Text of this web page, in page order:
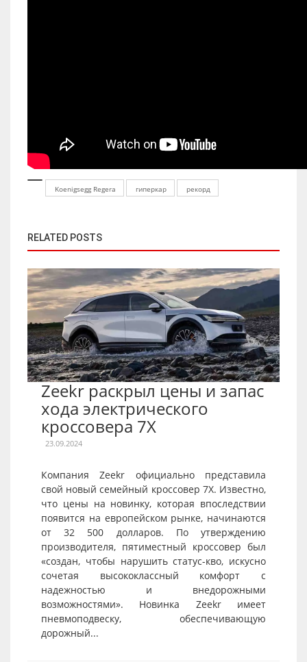
Koenigsegg Regera гиперкар рекорд
RELATED POSTS
Zeekr раскрыл цены и запас
хода электрического
кроссовера 7X
23.09.2024
Компания Zeekr официально представила
свой новый семейный кроссовер 7X. Известно,
что цены на новинку, которая впоследствии
появится на европейском рынке, начинаются
от 32 500 долларов. По утверждению
производителя, пятиместный кроссовер был
«создан, чтобы нарушить статус-кво, искусно
сочетая высококлассный комфорт с
надежностью и внедорожными
возможностями». Новинка Zeekr имеет
пневмоподвеску, обеспечивающую
дорожный...